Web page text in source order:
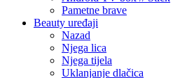
Pametne brave
Beauty uređaji
Nazad
Njega lica
Njega tijela
Uklanjanje dlačica